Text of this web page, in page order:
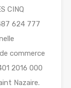
CINQ
624 777
commerce
2016 000
Nazaire.